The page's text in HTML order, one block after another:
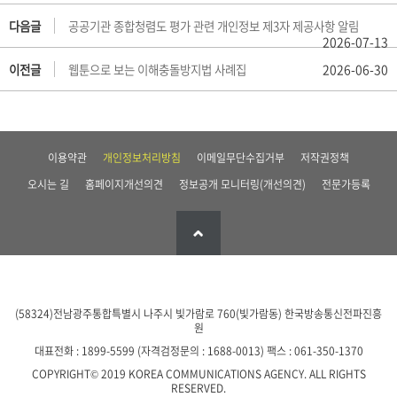
다음글
공공기관 종합청렴도 평가 관련 개인정보 제3자 제공사항 알림
2026-07-13
이전글
웹툰으로 보는 이해충돌방지법 사례집 2026-06-30
이용약관 개인정보처리방침 이메일무단수집거부
저작권정책
오시는 길
홈페이지개선의견 정보공개 모니터링(개선의견) 전문가등록
(58324)전남광주통합특별시 나주시 빛가람로 760(빛가람동) 한국방송통신전파진흥
원
대표전화 : 1899-5599 (자격검정문의 : 1688-0013) 팩스 : 061-350-1370
COPYRIGHT© 2019 KOREA COMMUNICATIONS AGENCY. ALL RIGHTS
RESERVED.